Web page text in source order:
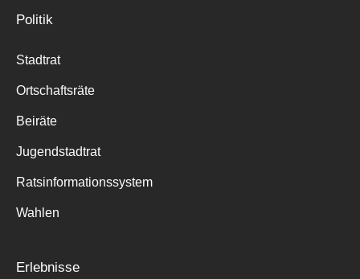
Politik
Stadtrat
Ortschaftsräte
Beiräte
Jugendstadtrat
Ratsinformationssystem
Wahlen
Erlebnisse